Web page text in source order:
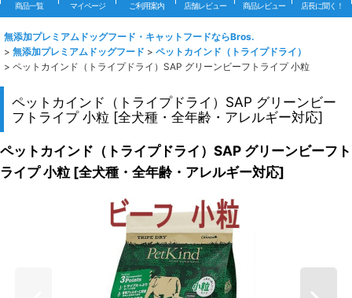
商品一覧 マイページ ご利用案内 店舗レビュー 商品レビュー 店長に聞く！
無添加プレミアムドッグフード・キャットフードならBros.
> 無添加プレミアムドッグフード > ペットカインド（トライプドライ）
> ペットカインド（トライプドライ）SAP グリーンビーフトライプ 小粒
ペットカインド（トライプドライ）SAP グリーンビー
フトライプ 小粒 [全犬種・全年齢・アレルギー対応]
ペットカインド（トライプドライ）SAP グリーンビーフト
ライプ 小粒 [全犬種・全年齢・アレルギー対応]